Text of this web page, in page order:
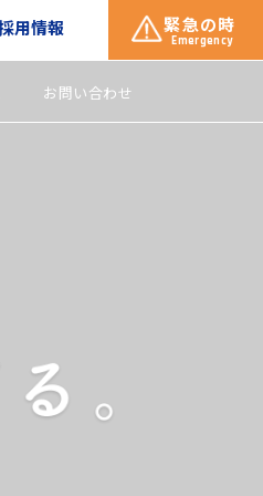
用情報 緊急の時
Emergency
お問い合わせ